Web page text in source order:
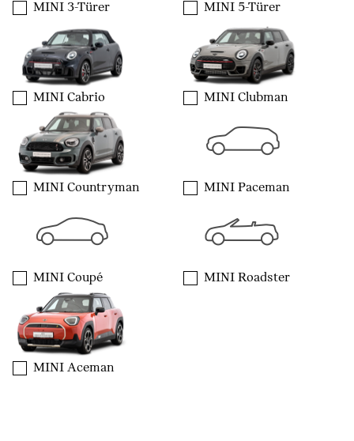
MINI 3-Türer MINI 5-Türer
MINI Cabrio MINI Clubman
MINI Countryman MINI Paceman
MINI Coupé MINI Roadster
MINI Aceman